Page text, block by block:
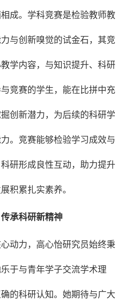
成。学科竞赛是检验教师教
与创新嗅觉的试金石，其竞
学内容，与知识提升、科研
竞赛的学生，能在比拼中充
创新潜力，为后续的科研学
。竞赛能够检验学习成效与
研形成良性互动，助力提升
积累扎实素养。
承科研新精神
动力，高心怡研究员始终秉
于与青年学子交流学术理
的科研认知。她期待与广大